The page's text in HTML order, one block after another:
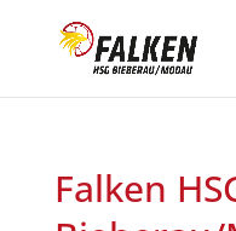
Falken